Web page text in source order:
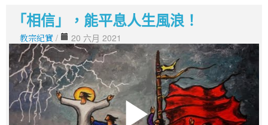
「相信」，能平息人生風浪！
教宗紀實 / 20 六月 2021